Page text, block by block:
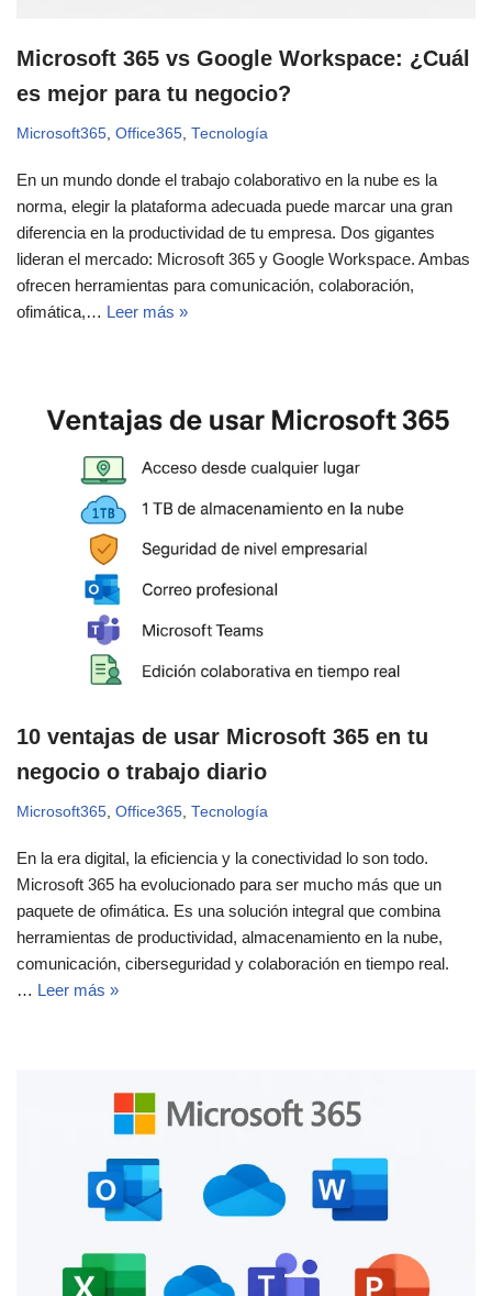
Microsoft 365 vs Google Workspace: ¿Cuál
es mejor para tu negocio?
Microsoft365 Office365 Tecnología
En un mundo donde el trabajo colaborativo en la nube es la
norma, elegir la plataforma adecuada puede marcar una gran
diferencia en la productividad de tu empresa. Dos gigantes
lideran el mercado: Microsoft 365 y Google Workspace. Ambas
ofrecen herramientas para comunicación, colaboración,
ofimática,… Leer más »
10 ventajas de usar Microsoft 365 en tu
negocio o trabajo diario
Microsoft365, Office365, Tecnología
En la era digital, la eficiencia y la conectividad lo son todo.
Microsoft 365 ha evolucionado para ser mucho más que un
paquete de ofimática. Es una solución integral que combina
herramientas de productividad, almacenamiento en la nube,
comunicación, ciberseguridad y colaboración en tiempo real.
… Leer más »